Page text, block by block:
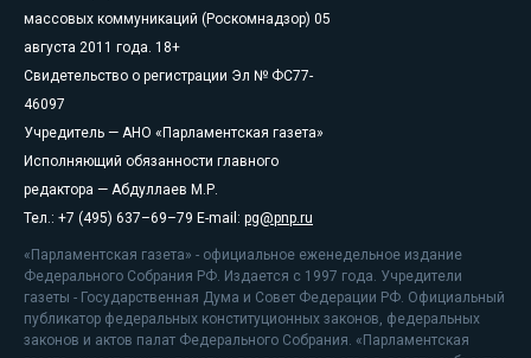
массовых коммуникаций (Роскомнадзор) 05
августа 2011 года. 18+
Свидетельство о регистрации Эл № ФС77-
46097
Учредитель — АНО «Парламентская газета»
Исполняющий обязанности главного
редактора — Абдуллаев М.Р.
Тел.: +7 (495) 637–69–79 E-mail: pg@pnp.ru
«Парламентская газета» - официальное еженедельное издание
Федерального Собрания РФ. Издается с 1997 года. Учредители
газеты - Государственная Дума и Совет Федерации РФ. Официальный
публикатор федеральных конституционных законов, федеральных
законов и актов палат Федерального Собрания. «Парламентская